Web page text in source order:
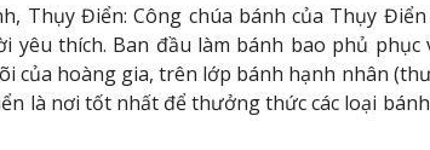
Thụy Điển: Công chúa bánh của Thụy
yêu thích. Ban đầu làm bánh bao phủ phục
của hoàng gia, trên lớp bánh hạnh nhân
là nơi tốt nhất để thưởng thức các loại